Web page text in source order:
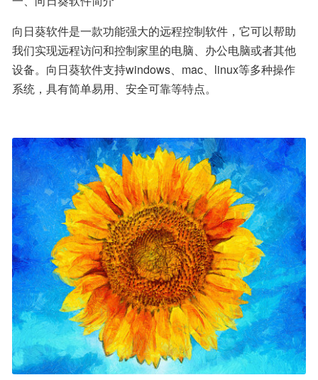
向日葵软件是一款功能强大的远程控制软件，它可以帮助
我们实现远程访问和控制家里的电脑、办公电脑或者其他
设备。向日葵软件支持windows、mac、linux等多种操作
系统，具有简单易用、安全可靠等特点。